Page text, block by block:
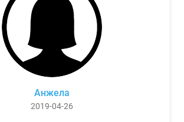
Анжела
2019-04-26